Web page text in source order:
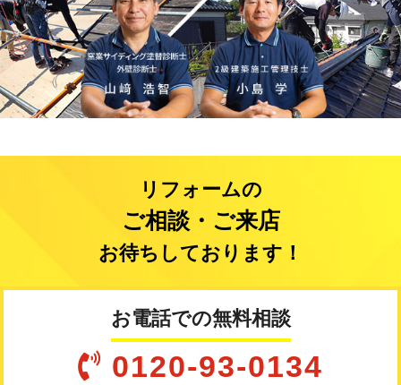
リフォームの
ご相談・ご来店
お待ちしております！
お電話での無料相談
0120-93-0134